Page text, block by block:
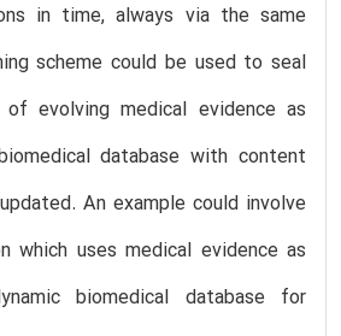
in time, always via the same
scheme could be used to seal
evolving medical evidence as
database with content
An example could involve
which uses medical evidence as
biomedical database for